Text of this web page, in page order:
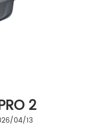
2
04/13